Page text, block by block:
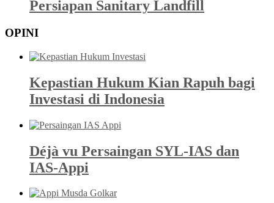
Persiapan Sanitary Landfill
OPINI
Kepastian Hukum Kian Rapuh bagi
Investasi di Indonesia
Déjà vu Persaingan SYL-IAS dan
IAS-Appi